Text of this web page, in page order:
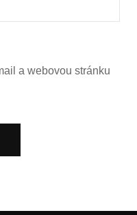
a webovou stránku